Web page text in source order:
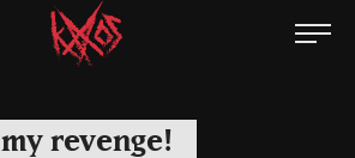
Kaaoszine
my revenge!